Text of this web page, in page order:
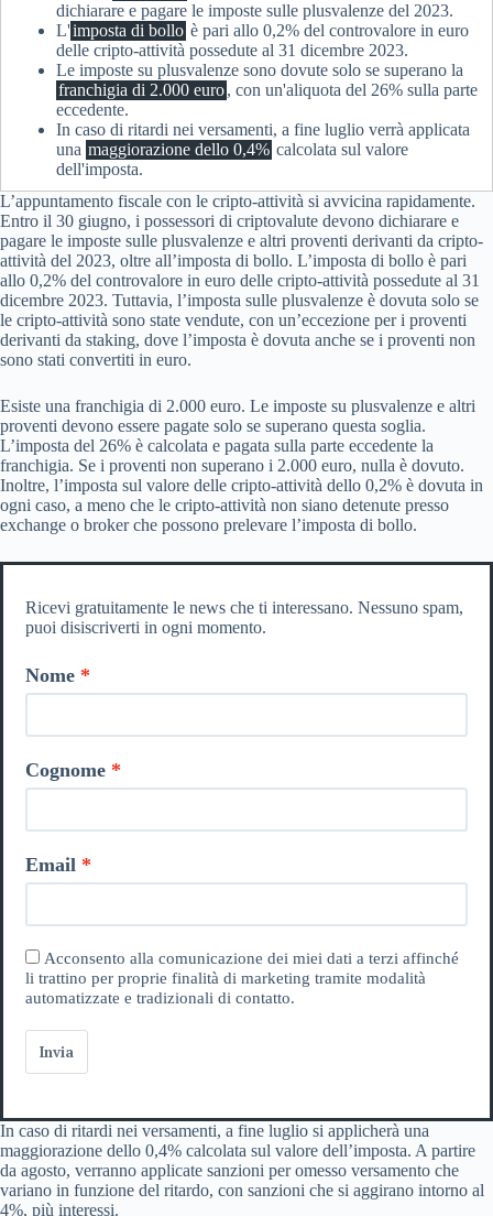
dichiarare e pagare le imposte sulle plusvalenze del 2023.
L'imposta di bollo è pari allo 0,2% del controvalore in euro
delle cripto-attività possedute al 31 dicembre 2023.
Le imposte su plusvalenze sono dovute solo se superano la
franchigia di 2.000 euro, con un'aliquota del 26% sulla parte
eccedente.
In caso di ritardi nei versamenti, a fine luglio verrà applicata
una maggiorazione dello 0,4% calcolata sul valore
dell'imposta.
L’appuntamento fiscale con le cripto-attività si avvicina rapidamente.
Entro il 30 giugno, i possessori di criptovalute devono dichiarare e
pagare le imposte sulle plusvalenze e altri proventi derivanti da cripto-
attività del 2023, oltre all’imposta di bollo. L’imposta di bollo è pari
allo 0,2% del controvalore in euro delle cripto-attività possedute al 31
dicembre 2023. Tuttavia, l’imposta sulle plusvalenze è dovuta solo se
le cripto-attività sono state vendute, con un’eccezione per i proventi
derivanti da staking, dove l’imposta è dovuta anche se i proventi non
sono stati convertiti in euro.
Esiste una franchigia di 2.000 euro. Le imposte su plusvalenze e altri
proventi devono essere pagate solo se superano questa soglia.
L’imposta del 26% è calcolata e pagata sulla parte eccedente la
franchigia. Se i proventi non superano i 2.000 euro, nulla è dovuto.
Inoltre, l’imposta sul valore delle cripto-attività dello 0,2% è dovuta in
ogni caso, a meno che le cripto-attività non siano detenute presso
exchange o broker che possono prelevare l’imposta di bollo.
Ricevi gratuitamente le news che ti interessano. Nessuno spam,
puoi disiscriverti in ogni momento.
Nome
Cognome
Email
Acconsento alla comunicazione dei miei dati a terzi affinché
li trattino per proprie finalità di marketing tramite modalità
automatizzate e tradizionali di contatto.
Invia
In caso di ritardi nei versamenti, a fine luglio si applicherà una
maggiorazione dello 0,4% calcolata sul valore dell’imposta. A partire
da agosto, verranno applicate sanzioni per omesso versamento che
variano in funzione del ritardo, con sanzioni che si aggirano intorno al
4%, più interessi.